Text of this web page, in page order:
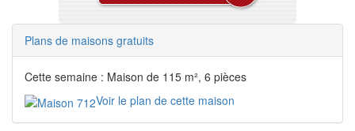
Plans de maisons gratuits
Cette semaine : Maison de 115 m², 6 pièces
Voir le plan de cette maison